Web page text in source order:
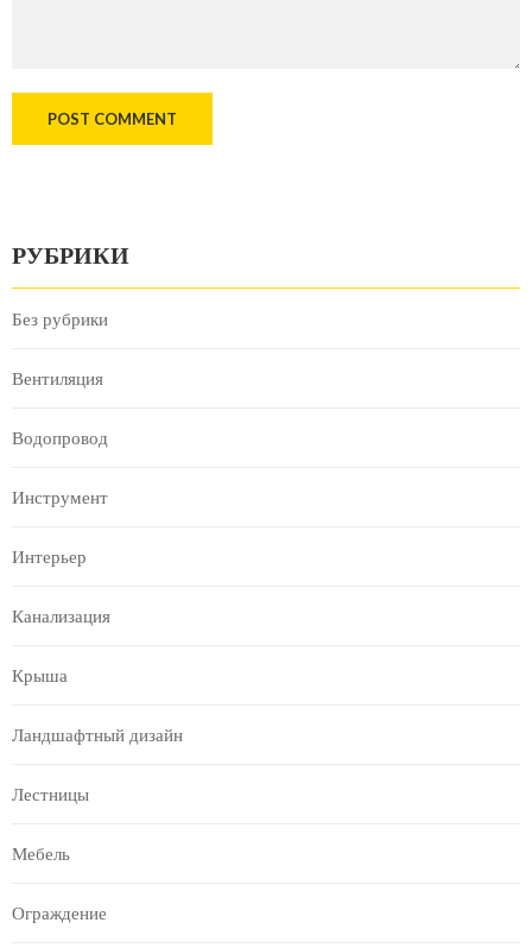
РУБРИКИ
Без рубрики
Вентиляция
Водопровод
Инструмент
Интерьер
Канализация
Крыша
Ландшафтный дизайн
Лестницы
Мебель
Ограждение